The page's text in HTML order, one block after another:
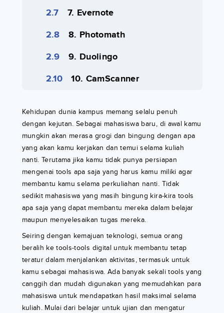
7. Evernote
8. Photomath
9. Duolingo
10. CamScanner
Kehidupan dunia kampus memang selalu penuh
dengan kejutan. Sebagai mahasiswa baru, di awal kamu
mungkin akan merasa grogi dan bingung dengan apa
yang akan kamu kerjakan dan temui selama kuliah
nanti. Terutama jika kamu tidak punya persiapan
mengenai tools apa saja yang harus kamu miliki agar
membantu kamu selama perkuliahan nanti. Tidak
sedikit mahasiswa yang masih bingung kira-kira tools
apa saja yang dapat membantu mereka dalam belajar
maupun menyelesaikan tugas mereka.
Seiring dengan kemajuan teknologi, semua orang
beralih ke tools-tools digital untuk membantu tetap
teratur dalam menjalankan aktivitas, termasuk untuk
kamu sebagai mahasiswa. Ada banyak sekali tools yang
canggih dan mudah digunakan yang memudahkan para
mahasiswa untuk mendapatkan hasil maksimal selama
kuliah. Mulai dari belajar untuk ujian dan mengatur